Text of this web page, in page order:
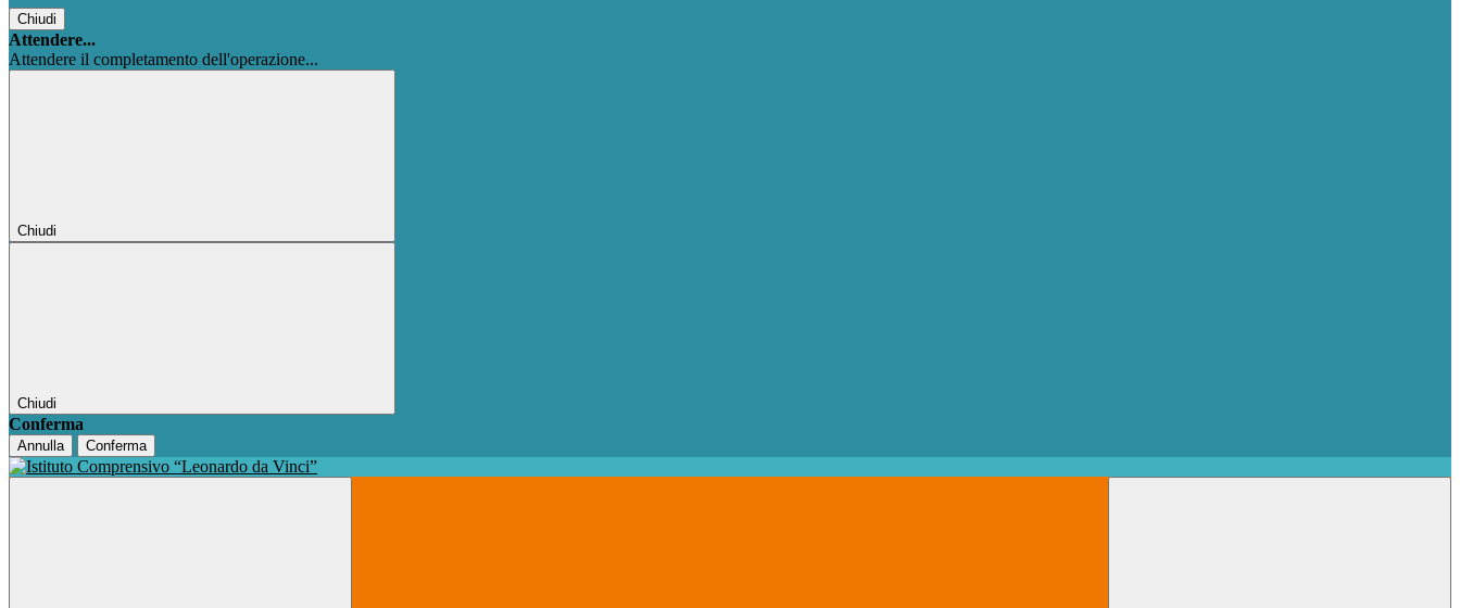
Chiudi
Attendere...
Attendere il completamento dell'operazione...
Chiudi
Chiudi
Conferma
Annulla Conferma